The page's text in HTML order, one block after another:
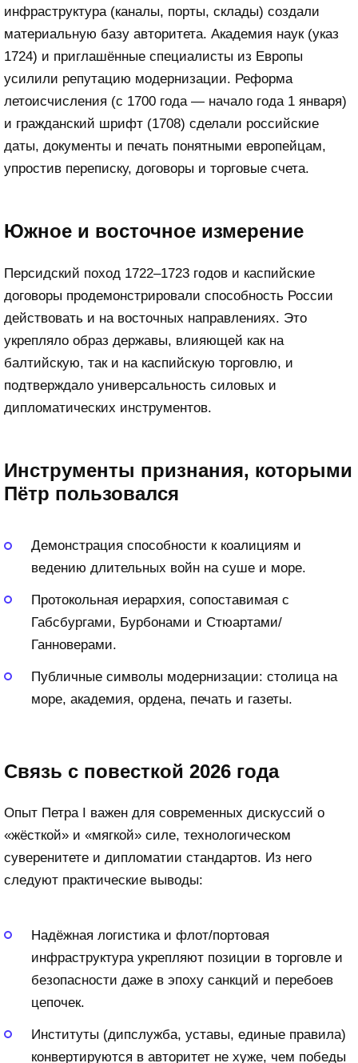
инфраструктура (каналы, порты, склады) создали
материальную базу авторитета. Академия наук (указ
1724) и приглашённые специалисты из Европы
усилили репутацию модернизации. Реформа
летоисчисления (с 1700 года — начало года 1 января)
и гражданский шрифт (1708) сделали российские
даты, документы и печать понятными европейцам,
упростив переписку, договоры и торговые счета.
Южное и восточное измерение
Персидский поход 1722–1723 годов и каспийские
договоры продемонстрировали способность России
действовать и на восточных направлениях. Это
укрепляло образ державы, влияющей как на
балтийскую, так и на каспийскую торговлю, и
подтверждало универсальность силовых и
дипломатических инструментов.
Инструменты признания, которыми
Пётр пользовался
Демонстрация способности к коалициям и
ведению длительных войн на суше и море.
Протокольная иерархия, сопоставимая с
Габсбургами, Бурбонами и Стюартами/
Ганноверами.
Публичные символы модернизации: столица на
море, академия, ордена, печать и газеты.
Связь с повесткой 2026 года
Опыт Петра I важен для современных дискуссий о
«жёсткой» и «мягкой» силе, технологическом
суверенитете и дипломатии стандартов. Из него
следуют практические выводы:
Надёжная логистика и флот/портовая
инфраструктура укрепляют позиции в торговле и
безопасности даже в эпоху санкций и перебоев
цепочек.
Институты (дипслужба, уставы, единые правила)
конвертируются в авторитет не хуже, чем победы